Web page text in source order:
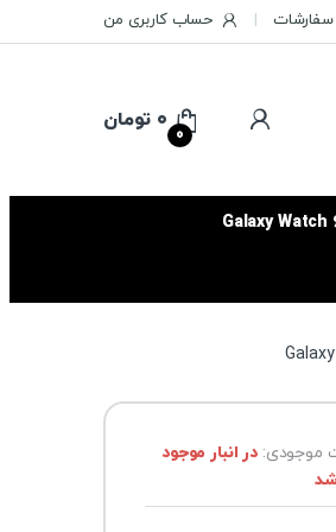
سفارشات حساب کاربری من
0
۰ تومان
موجودی:در انبار موجود